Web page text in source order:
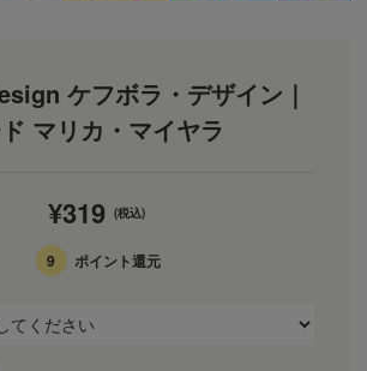
ケフボラ・デザイン｜
マリカ・マイヤラ
¥319 (税込)
9 ポイント還元